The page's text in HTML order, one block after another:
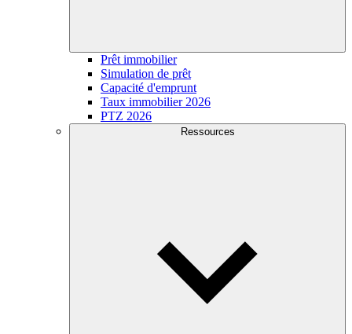
Prêt immobilier
Simulation de prêt
Capacité d'emprunt
Taux immobilier 2026
PTZ 2026
Ressources